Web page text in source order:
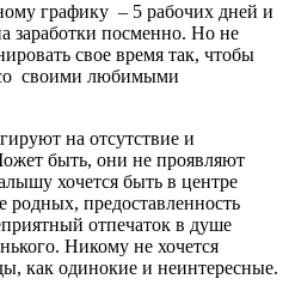
графику – 5 рабочих дней и
заработки посменно. Но не
свое время так, чтобы
своими любимыми
на отсутствие и
быть, они не проявляют
хочется быть в центре
родных, предоставленность
отпечаток в душе
Никому не хочется
как одинокие и неинтересные.